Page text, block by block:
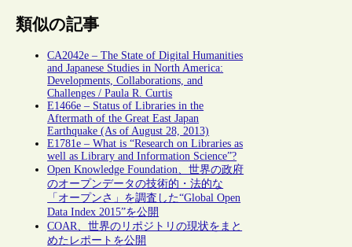
類似の記事
CA2042e – The State of Digital Humanities
and Japanese Studies in North America:
Developments, Collaborations, and
Challenges / Paula R. Curtis
E1466e – Status of Libraries in the
Aftermath of the Great East Japan
Earthquake (As of August 28, 2013)
E1781e – What is “Research on Libraries as
well as Library and Information Science”?
Open Knowledge Foundation、世界の政府
のオープンデータの技術的・法的な
「オープンさ」を調査した“Global Open
Data Index 2015”を公開
COAR、世界のリポジトリの現状をまと
めたレポートを公開